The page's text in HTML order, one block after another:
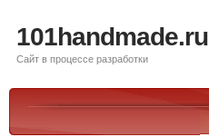
101handmade.ru
Сайт в процессе разработки